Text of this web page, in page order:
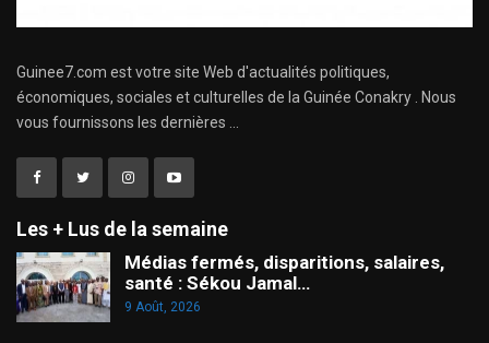
Guinee7.com est votre site Web d'actualités politiques,
économiques, sociales et culturelles de la Guinée Conakry . Nous
vous fournissons les dernières ...
Les + Lus de la semaine
Médias fermés, disparitions, salaires,
santé : Sékou Jamal…
9 Août, 2026